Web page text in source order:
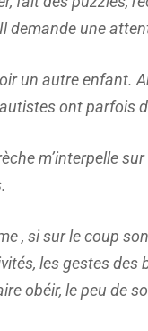
demande une
un autre enfant.
ont parfois
m’interpelle
, si sur le coup
les gestes des
obéir, le peu de